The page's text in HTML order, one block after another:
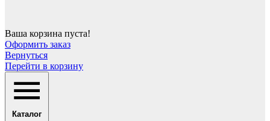
Ваша корзина пуста!
Оформить заказ
Вернуться
Перейти в корзину
Каталог